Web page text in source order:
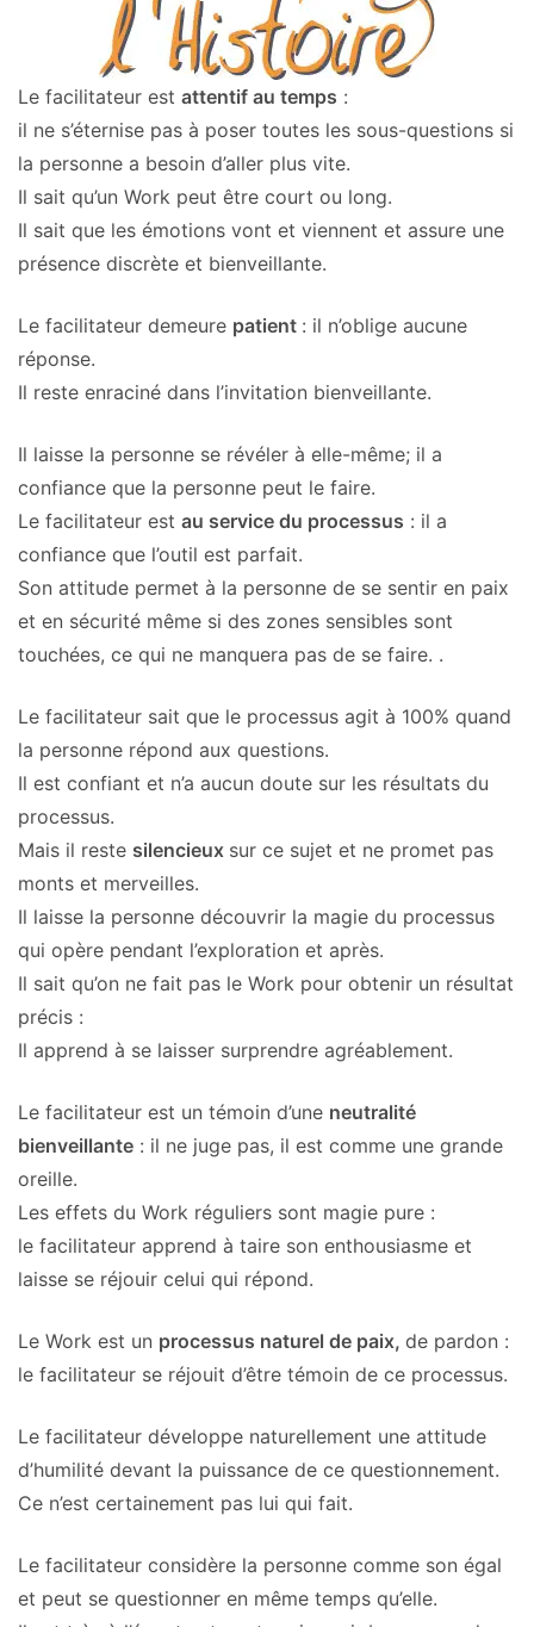
Le facilitateur est attentif au temps :
il ne s’éternise pas à poser toutes les sous-questions si
la personne a besoin d’aller plus vite.
Il sait qu’un Work peut être court ou long.
Il sait que les émotions vont et viennent et assure une
présence discrète et bienveillante.
Le facilitateur demeure patient : il n’oblige aucune
réponse.
Il reste enraciné dans l’invitation bienveillante.
Il laisse la personne se révéler à elle-même; il a
confiance que la personne peut le faire.
Le facilitateur est au service du processus : il a
confiance que l’outil est parfait.
Son attitude permet à la personne de se sentir en paix
et en sécurité même si des zones sensibles sont
touchées, ce qui ne manquera pas de se faire. .
Le facilitateur sait que le processus agit à 100% quand
la personne répond aux questions.
Il est confiant et n’a aucun doute sur les résultats du
processus.
Mais il reste silencieux sur ce sujet et ne promet pas
monts et merveilles.
Il laisse la personne découvrir la magie du processus
qui opère pendant l’exploration et après.
Il sait qu’on ne fait pas le Work pour obtenir un résultat
précis :
Il apprend à se laisser surprendre agréablement.
Le facilitateur est un témoin d’une neutralité
bienveillante : il ne juge pas, il est comme une grande
oreille.
Les effets du Work réguliers sont magie pure :
le facilitateur apprend à taire son enthousiasme et
laisse se réjouir celui qui répond.
Le Work est un processus naturel de paix, de pardon :
le facilitateur se réjouit d’être témoin de ce processus.
Le facilitateur développe naturellement une attitude
d’humilité devant la puissance de ce questionnement.
Ce n’est certainement pas lui qui fait.
Le facilitateur considère la personne comme son égal
et peut se questionner en même temps qu’elle.